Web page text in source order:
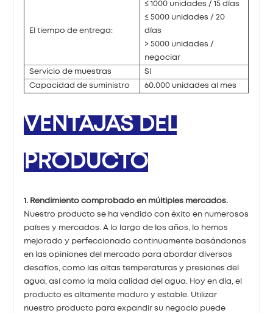
El tiempo de entrega:
≤ 1000 unidades / 15 días
≤ 5000 unidades / 20
días
> 5000 unidades /
negociar
Servicio de muestras Sí
Capacidad de suministro 60.000 unidades al mes
VENTAJAS DEL
PRODUCTO
1. Rendimiento comprobado en múltiples mercados.
Nuestro producto se ha vendido con éxito en numerosos
países y mercados. A lo largo de los años, lo hemos
mejorado y perfeccionado continuamente basándonos
en las opiniones del mercado para abordar diversos
desafíos, como las altas temperaturas y presiones del
agua, así como la mala calidad del agua. Hoy en día, el
producto es altamente maduro y estable. Utilizar
nuestro producto para expandir su negocio puede